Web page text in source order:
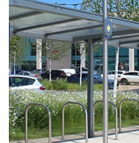
portabiciclette di bassa qualità e a basso
in anticipo, ma portano a infiniti
bicicletta, vulnerabilità della sicurezza,
sostituzioni anticipate. La maggior parte
nasconde i propri difetti dietro un design
un’ispezione professionale, è facile
soddisfano le esigenze di utilizzo
chiari segnali di un portabiciclette di
investimenti sbagliati. Evidenzieremo
portabiciclette premium eliminano
parcheggio durevoli, versatili e ad alte